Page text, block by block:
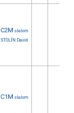
C2M slalom
STOLÍN David
C1M slalom